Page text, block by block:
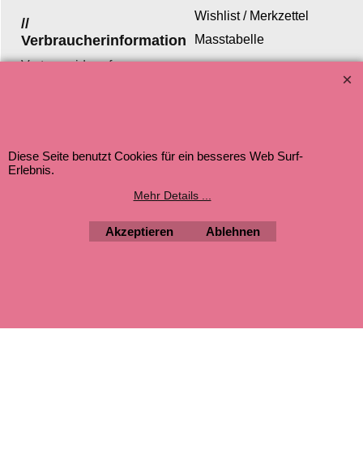
Wishlist / Merkzettel
Masstabelle
//
Verbraucherinformation
Vertrag widerrufen
Datenschutz
WebShop erstellt mit ShopFactory Shop Software.
Diese Seite benutzt Cookies für ein besseres Web Surf-
Erlebnis.
Mehr Details ...
Akzeptieren Ablehnen